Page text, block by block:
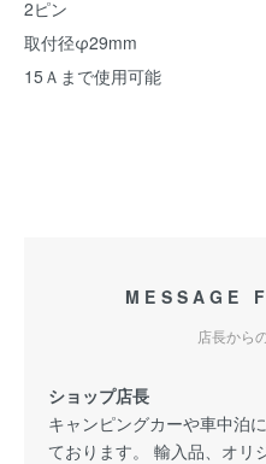
2ピン
取付径φ29mm
15Ａまで使用可能
MESSAGE
店長から
ショップ店長
キャンピングカーや車中泊
ております。 輸入品、オリ